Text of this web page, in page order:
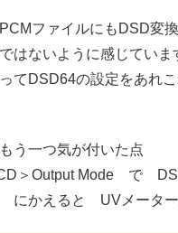
ファイルにもDSD変
はないように感じていま
てDSD64の設定をあれ
う一つ気が付いた点
＞Output Mode で
にかえると UVメーター